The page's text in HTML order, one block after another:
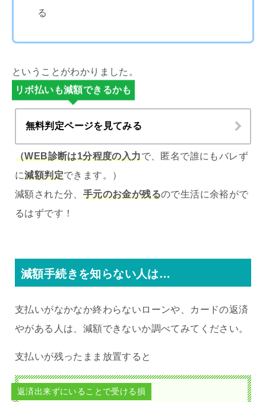
る
ということがわかりました。
リボ払いも減額できるかも
無料判定ページを見てみる
（WEB診断は1分程度の入力で、匿名で誰にもバレず
に減額判定できます。）
減額された分、 手元のお金が残るので生活に余裕がで
るはずです！
減額手続きを知らない人は…
支払いがなかなか終わらないローンや、カードの返済
やがある人は、減額できないか調べてみてください。
支払いが残ったまま放置すると
返済出来ずにいることで受ける損